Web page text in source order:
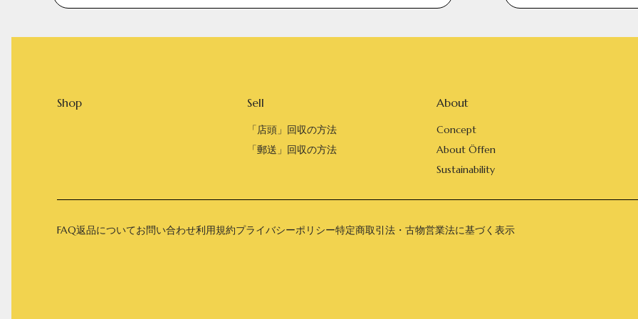
Shop Sell
「店頭」回収の方法
「郵送」回収の方法
About
Concept
About Öffen
Sustainability
FAQ返品についてお問い合わせ利用規約プライバシーポリシー特定商取引法・古物営業法に基づく表示